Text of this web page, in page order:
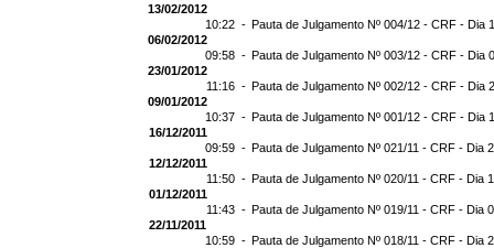
13/02/2012
10:22 - Pauta de Julgamento Nº 004/12 - CRF - Dia
06/02/2012
09:58 - Pauta de Julgamento Nº 003/12 - CRF - Dia
23/01/2012
11:16 - Pauta de Julgamento Nº 002/12 - CRF - Dia
09/01/2012
10:37 - Pauta de Julgamento Nº 001/12 - CRF - Dia
16/12/2011
09:59 - Pauta de Julgamento Nº 021/11 - CRF - Dia
12/12/2011
11:50 - Pauta de Julgamento Nº 020/11 - CRF - Dia
01/12/2011
11:43 - Pauta de Julgamento Nº 019/11 - CRF - Dia
22/11/2011
10:59 - Pauta de Julgamento Nº 018/11 - CRF - Dia